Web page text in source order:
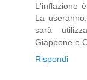
L'inflazione
La
sarà
Giappone e
Rispondi